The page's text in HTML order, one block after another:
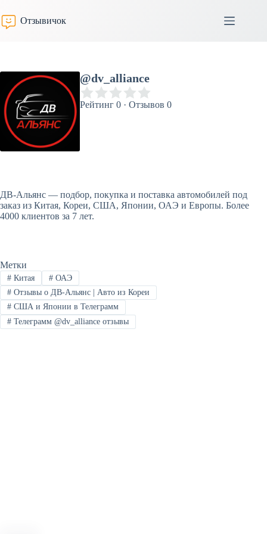
к
сути
Отзывичок
@dv_alliance
Рейтинг 0 · Отзывов 0
ДВ-Альянс — подбор, покупка и поставка автомобилей под
заказ из Китая, Кореи, США, Японии, ОАЭ и Европы. Более
4000 клиентов за 7 лет.
Метки
#Китая #ОАЭ
#Отзывы о ДВ-Альянс | Авто из Кореи
#США и Японии в Телеграмм
#Телеграмм @dv_alliance отзывы